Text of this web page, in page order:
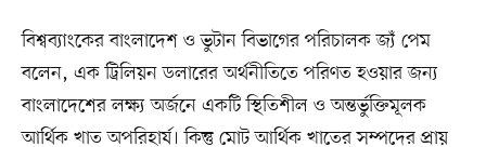
বিশ্বব্যাংকের বাংলাদেশ ও ভুটান বিভাগের পরিচালক জ্যঁ পেম
বলেন, এক ট্রিলিয়ন ডলারের অর্থনীতিতে পরিণত হওয়ার জন্য
বাংলাদেশের লক্ষ্য অর্জনে একটি স্থিতিশীল ও অন্তর্ভুক্তিমূলক
আর্থিক খাত অপরিহার্য। কিন্তু মোট আর্থিক খাতের সম্পদের প্রায়